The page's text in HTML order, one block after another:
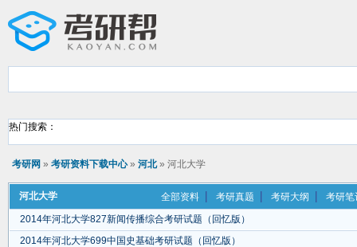
热门搜索：
考研网 » 考研资料下载中心» 河北» 河北大学
全部资料 考研真题 考研大纲 考研笔
河北大学
2014年河北大学827新闻传播综合考研试题（回忆版）
2014年河北大学699中国史基础考研试题（回忆版）